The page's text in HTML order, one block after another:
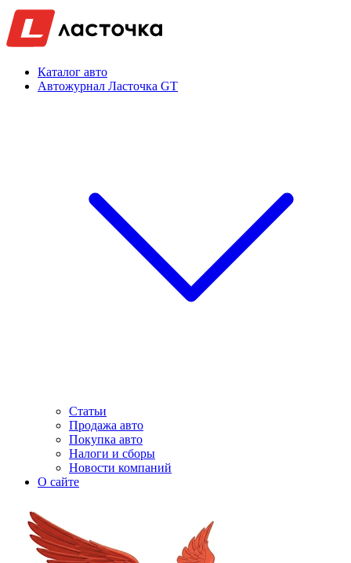
Каталог авто
Автожурнал Ласточка GT
Статьи
Продажа авто
Покупка авто
Налоги и сборы
Новости компаний
О сайте